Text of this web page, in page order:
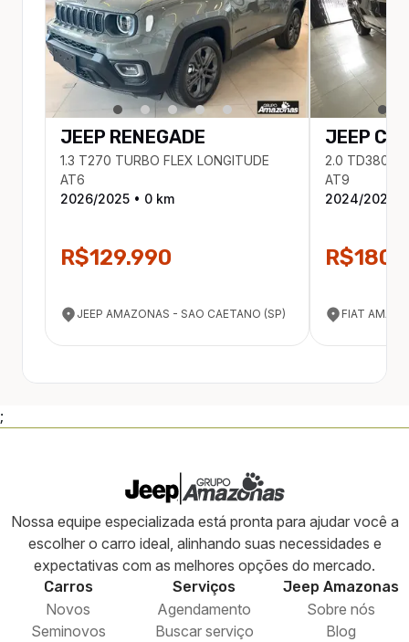
JEEP RENEGADE
1.3 T270 TURBO FLEX LONGITUDE
AT6
2026/2025 • 0 km
R$129.990
JEEP AMAZONAS - SAO CAETANO (SP)
JEEP
2.0 TD380
AT9
2024/2024
FIAT
;
Nossa equipe especializada está pronta para ajudar você a
escolher o carro ideal, alinhando suas necessidades e
expectativas com as melhores opções do mercado.
Carros
Novos
Seminovos
Serviços
Agendamento
Buscar serviço
Jeep Amazonas
Sobre nós
Blog